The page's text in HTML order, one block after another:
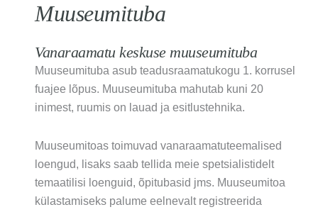
Muuseumituba
Vanaraamatu keskuse muuseumituba
Muuseumituba asub teadusraamatukogu 1. korrusel
fuajee lõpus. Muuseumituba mahutab kuni 20
inimest, ruumis on lauad ja esitlustehnika.
Muuseumitoas toimuvad vanaraamatuteemalised
loengud, lisaks saab tellida meie spetsialistidelt
temaatilisi loenguid, õpitubasid jms. Muuseumitoa
külastamiseks palume eelnevalt registreerida